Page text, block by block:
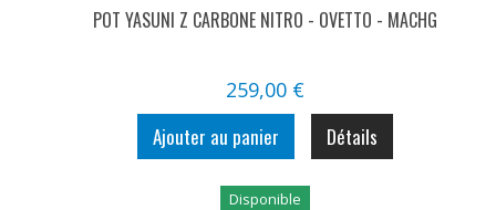
POT YASUNI Z CARBONE NITRO - OVETTO - MACHG
259,00 €
Ajouter au panier Détails
Disponible